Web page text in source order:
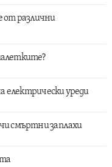
от различни
електрически уреди
смъртни заплахи